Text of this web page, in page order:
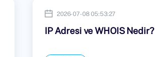
2026-07-08 05:53:27
IP Adresi ve WHOIS Nedir?